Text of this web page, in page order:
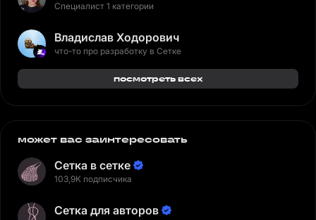
Специалист 1 категории
Владислав Ходорович
что-то про разработку в Сетке
посмотреть всех
может вас заинтересовать
Сетка в сетке
103,9K подписчика
Сетка для авторов